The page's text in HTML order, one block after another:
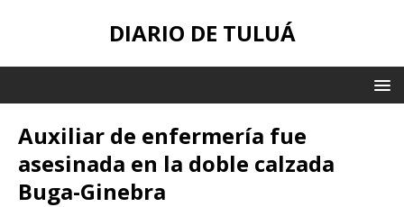
DIARIO DE TULUÁ
Auxiliar de enfermería fue
asesinada en la doble calzada
Buga-Ginebra